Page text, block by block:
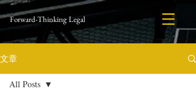
Forward-Thinking Legal
文章
All Posts